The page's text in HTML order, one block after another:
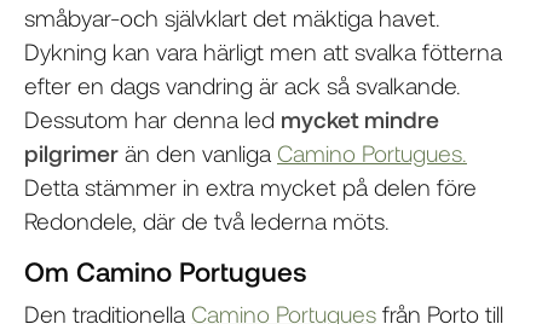
småbyar-och självklart det mäktiga havet.
Dykning kan vara härligt men att svalka fötterna
efter en dags vandring är ack så svalkande.
Dessutom har denna led mycket mindre
pilgrimer än den vanliga Camino Portugues.
Detta stämmer in extra mycket på delen före
Redondele, där de två lederna möts.
Om Camino Portugues
Den traditionella Camino Portugues från Porto till